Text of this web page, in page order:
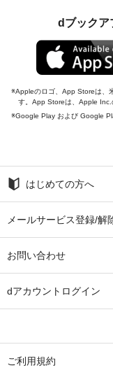
dブックア
Appleのロゴ、App Storeは、
す。App Storeは、Apple Inc.
Google Play および Google
はじめての方へ
メールサービス登録/解
お問い合わせ
dアカウントログイン
ご利用規約